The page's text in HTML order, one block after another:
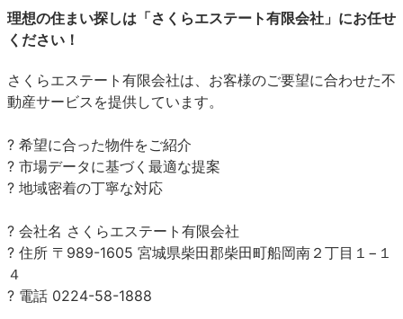
理想の住まい探しは「さくらエステート有限会社」にお任せ
ください！
さくらエステート有限会社は、お客様のご要望に合わせた不
動産サービスを提供しています。
? 希望に合った物件をご紹介
? 市場データに基づく最適な提案
? 地域密着の丁寧な対応
? 会社名 さくらエステート有限会社
? 住所 〒989-1605 宮城県柴田郡柴田町船岡南２丁目１−１
４
? 電話 0224-58-1888